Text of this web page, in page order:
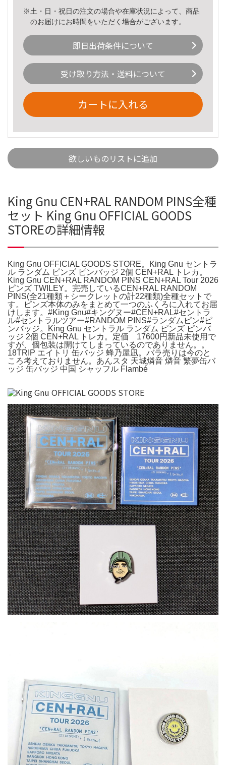
※土・日・祝日の注文の場合や在庫状況によって、商品
のお届けにお時間をいただく場合がございます。
即日出荷条件について
受け取り方法・送料について
カートに入れる
欲しいものリストに追加
King Gnu CEN+RAL RANDOM PINS全種
セット King Gnu OFFICIAL GOODS
STOREの詳細情報
King Gnu OFFICIAL GOODS STORE。King Gnu セントラ
ル ランダム ピンズ ピンバッジ 2個 CEN+RAL トレカ。
King Gnu CEN+RAL RANDOM PINS CEN+RAL Tour 2026
ピンズ TWILEY。完売しているCEN+RAL RANDOM
PINS(全21種類＋シークレットの計22種類)全種セットで
す。ピンズ本体のみをまとめて一つのふくろに入れてお届
けします。#King Gnu#キングヌー#CEN+RAL#セントラ
ル#セントラルツアー#RANDOM PINS#ランダムピン#ピ
ンバッジ。King Gnu セントラル ランダム ピンズ ピンバ
ッジ 2個 CEN+RAL トレカ。定価 17600円新品未使用で
すが、個包装は開けてしまっているのでありません。。
18TRIP エイトリ 缶バッジ 蜂乃屋凪。バラ売りは今のと
ころ考えておりません。あんスタ 天城燐音 燐音 繁夢缶バ
ッジ 缶バッジ 中国 シャッフル Flambé